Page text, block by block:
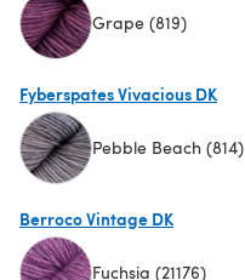
Grape (819)
Fyberspates Vivacious DK
Pebble Beach (814)
Berroco Vintage DK
Fuchsia (21176)